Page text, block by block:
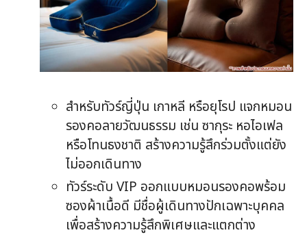
สำหรับทัวร์ญี่ปุ่น เกาหลี หรือยุโรป แจกหมอน
รองคอลายวัฒนธรรม เช่น ซากุระ หอไอเฟล
หรือโทนธงชาติ สร้างความรู้สึกร่วมตั้งแต่ยัง
ไม่ออกเดินทาง
ทัวร์ระดับ VIP ออกแบบหมอนรองคอพร้อม
ซองผ้าเนื้อดี มีชื่อผู้เดินทางปักเฉพาะบุคคล
เพื่อสร้างความรู้สึกพิเศษและแตกต่าง